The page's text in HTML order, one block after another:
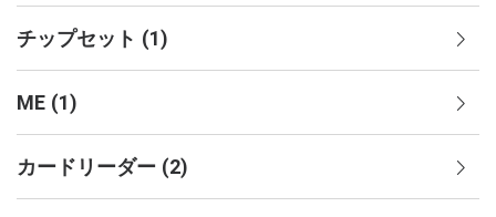
チップセット (1)
ME (1)
カードリーダー (2)